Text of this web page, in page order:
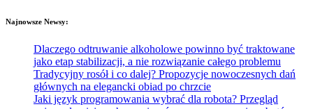
Najnowsze Newsy:
Dlaczego odtruwanie alkoholowe powinno być traktowane
jako etap stabilizacji, a nie rozwiązanie całego problemu
Tradycyjny rosół i co dalej? Propozycje nowoczesnych dań
głównych na elegancki obiad po chrzcie
Jaki język programowania wybrać dla robota? Przegląd